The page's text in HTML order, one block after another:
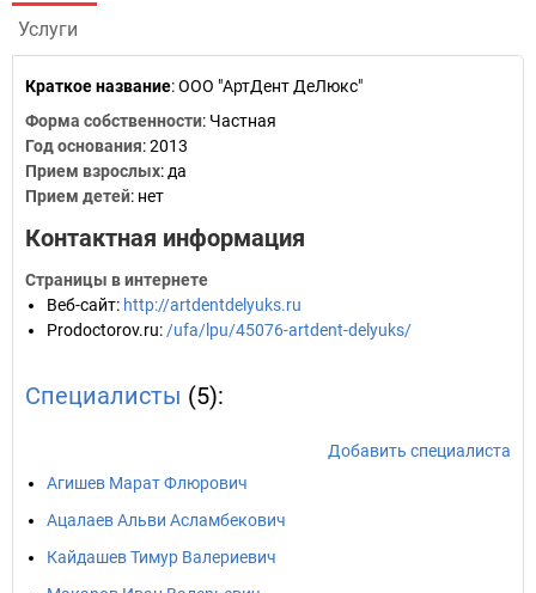
Услуги
Краткое название:ООО "АртДент ДеЛюкс"
Форма собственности: Частная
Год основания:2013
Прием взрослых: да
Прием детей: нет
Контактная информация
Страницы в интернете
Веб-сайт: http://artdentdelyuks.ru
Prodoctorov.ru: /ufa/lpu/45076-artdent-delyuks/
Специалисты (5):
Добавить специалиста
Агишев Марат Флюрович
Ацалаев Альви Асламбекович
Кайдашев Тимур Валериевич